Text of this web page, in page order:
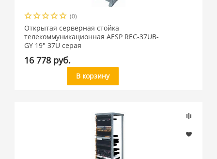
(0)
Открытая серверная стойка
телекоммуникационная AESP REC-37UB-
GY 19" 37U cерая
16 778 руб.
В корзину